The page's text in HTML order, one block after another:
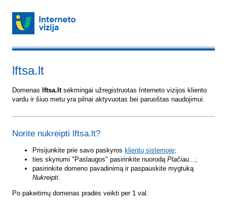
lftsa.lt
Domenas lftsa.ltsėkmingai užregistruotas Interneto vizijos kliento
vardu ir šiuo metu yra pilnai aktyvuotas bei paruoštas naudojimui.
Norite nukreipti lftsa.lt?
Prisijunkite prie savo paskyros klientų sistemoje;
ties skyriumi "Paslaugos" pasirinkite nuorodą Plačiau... ;
pasirinkite domeno pavadinimą ir paspauskite mygtuką
Nukreipti.
Po pakeitimų domenas pradės veikti per 1 val.